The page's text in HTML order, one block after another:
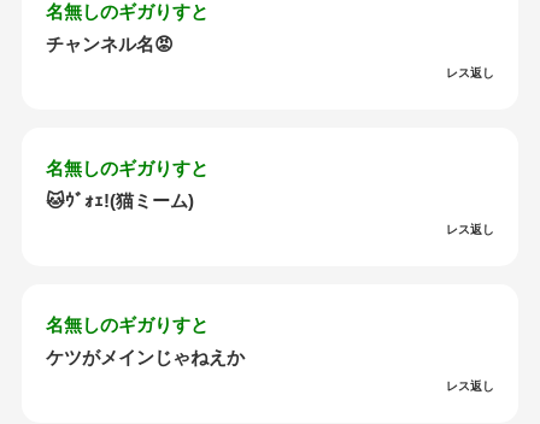
名無しのギガりすと
チャンネル名😡
レス返し
名無しのギガりすと
🐱ｳﾞｫｪ!(猫ミーム)
レス返し
名無しのギガりすと
ケツがメインじゃねえか
レス返し